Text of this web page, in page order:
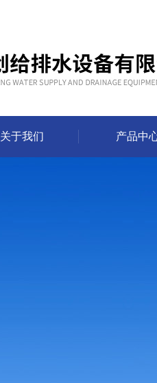
关于我们 产品中